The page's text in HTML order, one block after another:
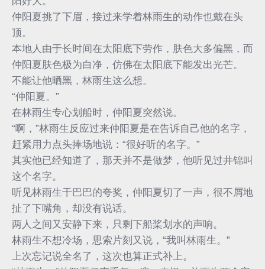
仲阳夏挑了下眉，接过来学着林雨生的动作也戴在头
顶。
本地人由于长时间在太阳底下劳作，肤色大多偏黑，而
仲阳夏肤色极为白净，仿佛在太阳底下能发出光芒。
不能让他晒黑，林雨生这么想。
“仲阳夏。”
在林雨生专心划船时，仲阳夏突然说。
“啊，”林雨生反应过来仲阳夏是在告诉自己他的名字，
赶紧用力点头捧场地说：“很好听的名字。”
其实他已经知道了，那天并不是做梦，他听见过井锦叫
这个名字。
听见林雨生干巴巴的夸奖，仲阳夏切了一声，很不屑地
扯了下嘴角，却没有说话。
两人之间又安静下来，只剩下船桨划水的声响。
林雨生不想冷场，思索片刻又说，“我叫林雨生。”
上次忘记说全名了，这次也算正式补上。